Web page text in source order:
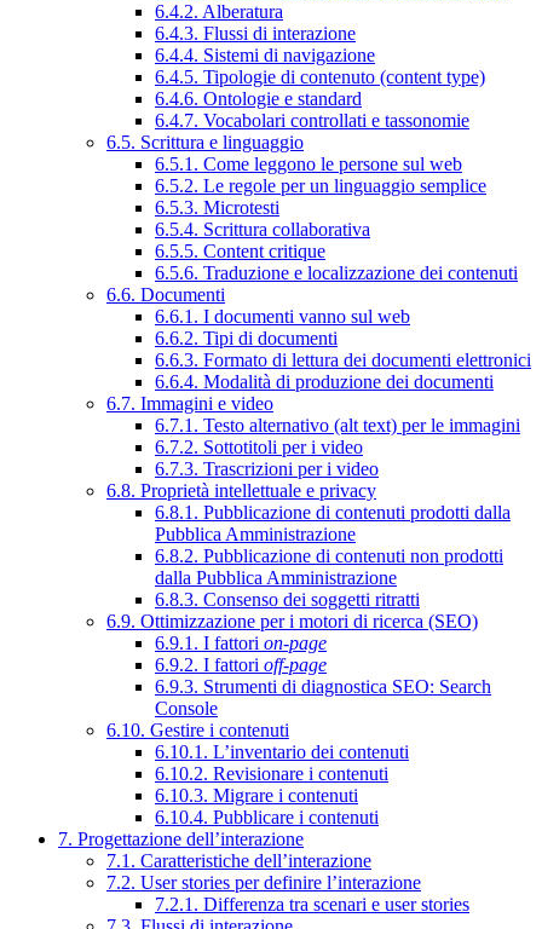
6.4.2. Alberatura
6.4.3. Flussi di interazione
6.4.4. Sistemi di navigazione
6.4.5. Tipologie di contenuto (content type)
6.4.6. Ontologie e standard
6.4.7. Vocabolari controllati e tassonomie
6.5. Scrittura e linguaggio
6.5.1. Come leggono le persone sul web
6.5.2. Le regole per un linguaggio semplice
6.5.3. Microtesti
6.5.4. Scrittura collaborativa
6.5.5. Content critique
6.5.6. Traduzione e localizzazione dei contenuti
6.6. Documenti
6.6.1. I documenti vanno sul web
6.6.2. Tipi di documenti
6.6.3. Formato di lettura dei documenti elettronici
6.6.4. Modalità di produzione dei documenti
6.7. Immagini e video
6.7.1. Testo alternativo (alt text) per le immagini
6.7.2. Sottotitoli per i video
6.7.3. Trascrizioni per i video
6.8. Proprietà intellettuale e privacy
6.8.1. Pubblicazione di contenuti prodotti dalla
Pubblica Amministrazione
6.8.2. Pubblicazione di contenuti non prodotti
dalla Pubblica Amministrazione
6.8.3. Consenso dei soggetti ritratti
6.9. Ottimizzazione per i motori di ricerca (SEO)
6.9.1. I fattori on-page
6.9.2. I fattori off-page
6.9.3. Strumenti di diagnostica SEO: Search
Console
6.10. Gestire i contenuti
6.10.1. L’inventario dei contenuti
6.10.2. Revisionare i contenuti
6.10.3. Migrare i contenuti
6.10.4. Pubblicare i contenuti
7. Progettazione dell’interazione
7.1. Caratteristiche dell’interazione
7.2. User stories per definire l’interazione
7.2.1. Differenza tra scenari e user stories